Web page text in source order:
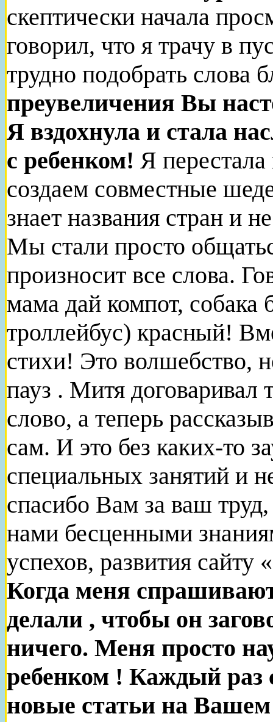
скептически начала
говорил, что я трачу в
трудно подобрать слова
преувеличения Вы
Я вздохнула и стала
с ребенком! Я
создаем совместные
знает названия стран и
Мы стали просто
произносит все слова.
мама дай компот, собака
троллейбус) красный!
стихи! Это волшебство,
пауз . Митя договаривал
слово, а теперь
сам. И это без каких-то
специальных занятий и
спасибо Вам за ваш труд,
нами бесценными
успехов, развития сайту
Когда меня
делали , чтобы он
ничего. Меня просто
ребенком ! Каждый раз
новые статьи на